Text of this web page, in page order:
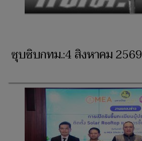
ซุบซิบกทม.:4 สิงหาคม 2569